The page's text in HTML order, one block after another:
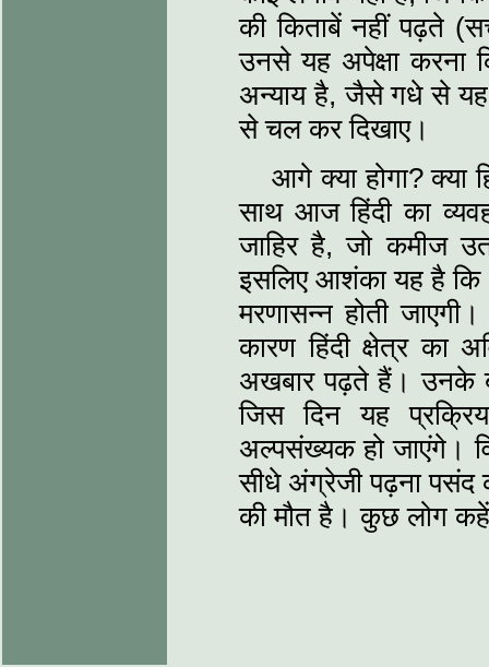
की किताबें नहीं पढ़ते
उनसे यह अपेक्षा करना
अन्याय है, जैसे गधे से यह
से चल कर दिखाए।
आगे क्या होगा? क्या
साथ आज हिंदी का
जाहिर है, जो कमीज
इसलिए आशंका यह है कि
मरणासन्न होती
कारण हिंदी क्षेत्र का
अखबार पढ़ते हैं। उनके
जिस दिन यह
अल्पसंख्यक हो जाएंगे।
सीधे अंग्रेजी पढ़ना पसंद
की मौत है। कुछ लोग